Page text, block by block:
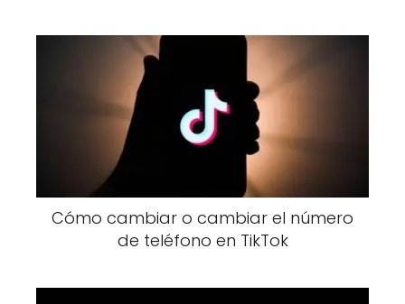
Cómo cambiar o cambiar el número
de teléfono en TikTok